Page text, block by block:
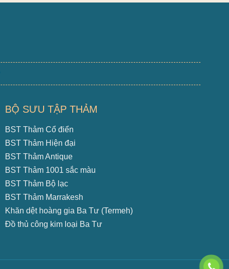
BỘ SƯU TẬP THẢM
BST Thảm Cổ điển
BST Thảm Hiện đại
BST Thảm Antique
BST Thảm 1001 sắc màu
BST Thảm Bộ lạc
BST Thảm Marrakesh
Khăn dệt hoàng gia Ba Tư (Termeh)
Đồ thủ công kim loại Ba Tư